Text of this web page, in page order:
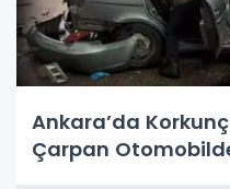
Ankara’da
Çarpan